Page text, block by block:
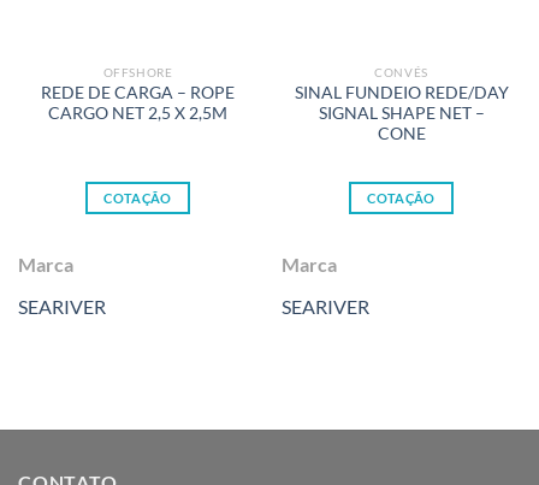
OFFSHORE
REDE DE CARGA – ROPE
CARGO NET 2,5 X 2,5M
COTAÇÃO
Marca
SEARIVER
CONVÉS
SINAL FUNDEIO REDE/DAY
SIGNAL SHAPE NET –
CONE
COTAÇÃO
Marca
SEARIVER